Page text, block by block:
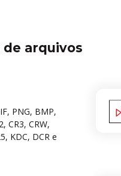
arquivos
PNG, BMP,
CR3, CRW,
KDC, DCR e